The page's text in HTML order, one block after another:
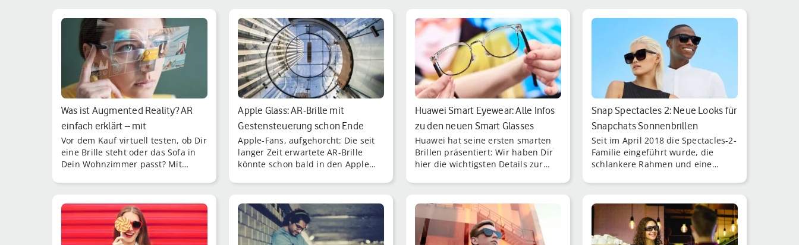
Was ist Augmented Reality? AR
einfach erklärt – mit
Anwendungsber…
Vor dem Kauf virtuell testen, ob Dir
eine Brille steht oder das Sofa in
Dein Wohnzimmer passt? Mit
Apple Glass: AR-Brille mit
Gestensteuerung schon Ende
2021?
Apple-Fans, aufgehorcht: Die seit
langer Zeit erwartete AR-Brille
könnte schon bald in den Apple
Huawei Smart Eyewear: Alle Infos
zu den neuen Smart Glasses
Huawei hat seine ersten smarten
Brillen präsentiert: Wir haben Dir
hier die wichtigsten Details zur
Snap Spectacles 2: Neue Looks für
Snapchats Sonnenbrillen
Seit im April 2018 die Spectacles-2-
Familie eingeführt wurde, die
schlankere Rahmen und eine